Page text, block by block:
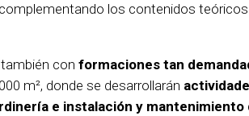
los contenidos
con formaciones tan
m², donde se desarrollarán
e instalación y mantenimiento